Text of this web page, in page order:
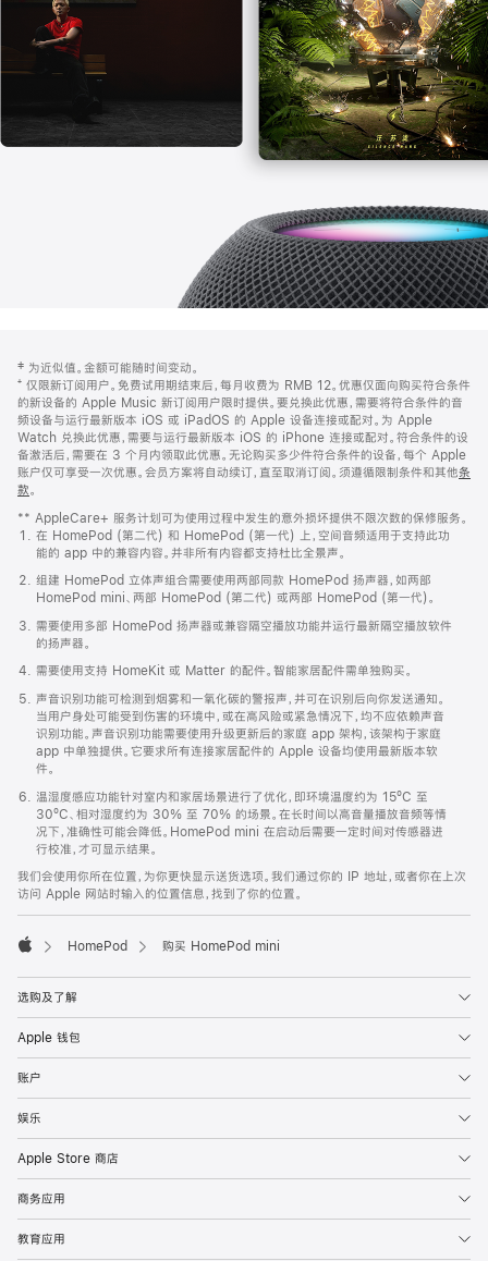
页
页
脚
注
‡ 为近似值。金额可能随时间变动。
⁺ 仅限新订阅用户。免费试用期结束后，每月收费为 RMB 12。优惠仅面向购买符合条件
的新设备的 Apple Music 新订阅用户限时提供。要兑换此优惠，需要将符合条件的音
频设备与运行最新版本 iOS 或 iPadOS 的 Apple 设备连接或配对。为 Apple
Watch 兑换此优惠，需要与运行最新版本 iOS 的 iPhone 连接或配对。符合条件的设
备激活后，需要在 3 个月内领取此优惠。无论购买多少件符合条件的设备，每个 Apple
账户仅可享受一次优惠。会员方案将自动续订，直至取消订阅。须遵循限制条件和其他条
款。
窗
口
中
打
开)
** AppleCare+ 服务计划可为使用过程中发生的意外损坏提供不限次数的保修服务。
在 HomePod (第二代) 和 HomePod (第一代) 上，空间音频适用于支持此功
能的 app 中的兼容内容。并非所有内容都支持杜比全景声。
组建 HomePod 立体声组合需要使用两部同款 HomePod 扬声器，如两部
HomePod mini、两部 HomePod (第二代) 或两部 HomePod (第一代)。
需要使用多部 HomePod 扬声器或兼容隔空播放功能并运行最新隔空播放软件
的扬声器。
需要使用支持 HomeKit 或 Matter 的配件。智能家居配件需单独购买。
声音识别功能可检测到烟雾和一氧化碳的警报声，并可在识别后向你发送通知。
当用户身处可能受到伤害的环境中，或在高风险或紧急情况下，均不应依赖声音
识别功能。声音识别功能需要使用升级更新后的家庭 app 架构，该架构于家庭
app 中单独提供。它要求所有连接家居配件的 Apple 设备均使用最新版本软
件。
温湿度感应功能针对室内和家居场景进行了优化，即环境温度约为 15ºC 至
30ºC、相对湿度约为 30% 至 70% 的场景。在长时间以高音量播放音频等情
况下，准确性可能会降低。HomePod mini 在启动后需要一定时间对传感器进
行校准，才可显示结果。
我们会使用你所在位置，为你更快显示送货选项。我们通过你的 IP 地址，或者你在上次
访问 Apple 网站时输入的位置信息，找到了你的位置。
HomePod 购买 HomePod mini
选购及了解
Apple 钱包
账户
娱乐
Apple Store 商店
商务应用
教育应用